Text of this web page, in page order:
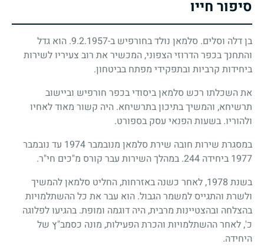
סיפור חייו
בן דלה וסלים. סלמאן נולד בחורפיש ב-9.2.1957. הוא גדל
והתחנך בכפר הדרוזי הצפוני, המכשיר את רוב צעיריו לשירות
ביחידות קרביות ובתפקידי מפתח בביטחון.
את השכלתו רכש סלמאן ביסודי בכפר חורפיש וביישוב
תרשיחא, והמשיך בתיכון בתרשיחא. היה קשור מאוד לאחיו
ולהוריו. בשעות הפנאי עסק בספורט.
במסגרת שירות חובה שירת סלמאן מנובמבר 1974 עד נובמבר
1977 ביחידה 244. במהלך השירות עבר קורס מ"כים חי"ר.
בשנת 1978, לאחר כשנה באזרחות, החליט סלמאן להמשיך
ולשרת והתגייס למשמר הגבול. הוא עבר את כל ההשתלמויות
בהצלחה ובהצטיינות מרבית, היה דוגמה ומופת. בהגיעו לפלוגה
כ', לאחר ההשתלמויות והכרת הפעילות, מונה כסמב"ץ של
היחידה.